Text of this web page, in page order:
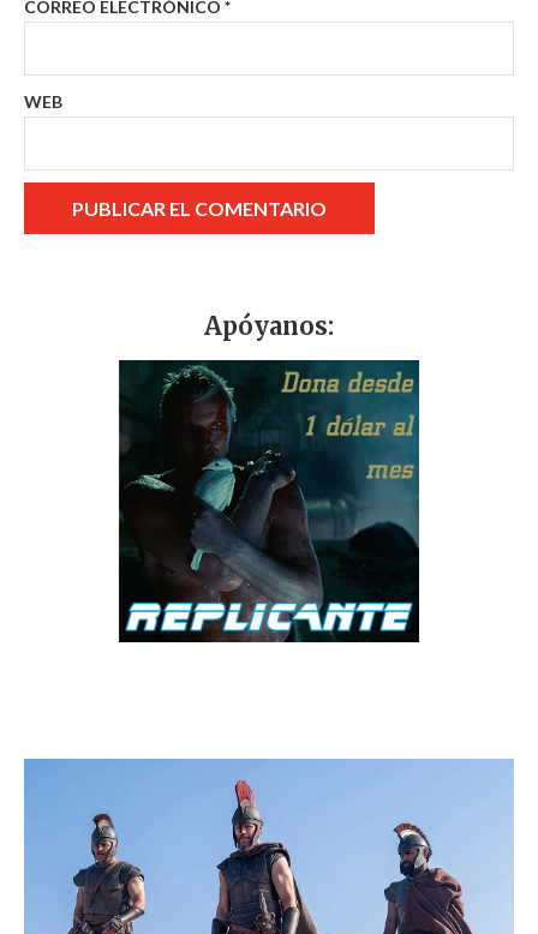
CORREO ELECTRÓNICO *
WEB
Apóyanos: